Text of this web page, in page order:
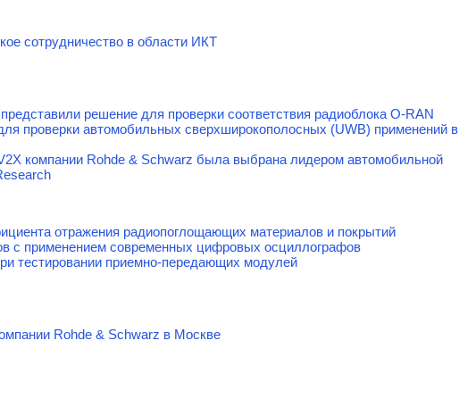
сотрудничество в области ИКТ
решение для проверки соответствия радиоблока O-RAN
проверки автомобильных сверхширокополосных (UWB) применений в
компании Rohde & Schwarz была выбрана лидером автомобильной
отражения радиопоглощающих материалов и покрытий
с применением современных цифровых осциллографов
тестировании приемно-передающих модулей
Rohde & Schwarz в Москве